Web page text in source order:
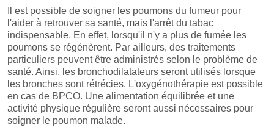
Il est possible de soigner les poumons du fumeur pour
l'aider à retrouver sa santé, mais l'arrêt du tabac
indispensable. En effet, lorsqu'il n'y a plus de fumée les
poumons se régénèrent. Par ailleurs, des traitements
particuliers peuvent être administrés selon le problème de
santé. Ainsi, les bronchodilatateurs seront utilisés lorsque
les bronches sont rétrécies. L'oxygénothérapie est possible
en cas de BPCO. Une alimentation équilibrée et une
activité physique régulière seront aussi nécessaires pour
soigner le poumon malade.